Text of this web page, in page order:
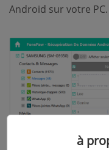
Android sur votre PC.
à